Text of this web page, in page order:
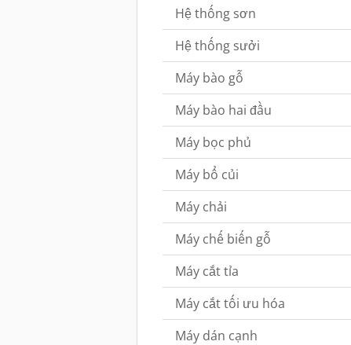
Hệ thống sơn
Hệ thống sưởi
Máy bào gỗ
Máy bào hai đầu
Máy bọc phủ
Máy bổ củi
Máy chải
Máy chế biến gỗ
Máy cắt tỉa
Máy cắt tối ưu hóa
Máy dán cạnh